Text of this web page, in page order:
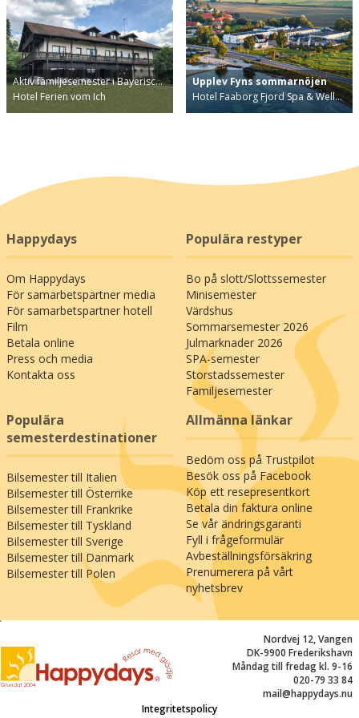
Aktiv familjesemester i Bayerisc…
Hotel Ferien vom Ich
Upplev Fyns sommarnöjen
Hotel Faaborg Fjord Spa & Well…
Happydays
Om Happydays
För samarbetspartner media
För samarbetspartner hotell
Film
Betala online
Press och media
Kontakta oss
Populära restyper
Bo på slott/Slottssemester
Minisemester
Värdshus
Sommarsemester 2026
Julmarknader 2026
SPA-semester
Storstadssemester
Familjesemester
Populära
semesterdestinationer
Bilsemester till Italien
Bilsemester till Österrike
Bilsemester till Frankrike
Bilsemester till Tyskland
Bilsemester till Sverige
Bilsemester till Danmark
Bilsemester till Polen
Allmänna länkar
Bedöm oss på Trustpilot
Besök oss på Facebook
Köp ett resepresentkort
Betala din faktura online
Se vår ändringsgaranti
Fyll i frågeformulär
Avbeställningsförsäkring
Prenumerera på vårt
nyhetsbrev
Nordvej 12, Vangen
DK-9900 Frederikshavn
Måndag till fredag kl. 9-16
020-79 33 84
mail@happydays.nu
Integritetspolicy